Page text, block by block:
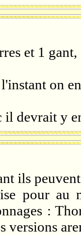
et 1
on
il devrait y
ils
pour au
:
versions